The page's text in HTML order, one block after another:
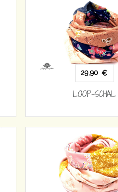
29,90 €
LOOP-SCHAL